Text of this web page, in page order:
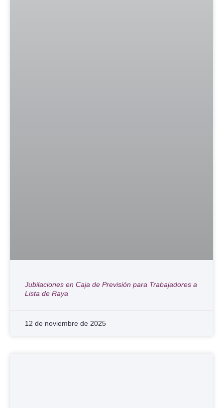
Jubilaciones en Caja de Previsión para Trabajadores a
Lista de Raya
12 de noviembre de 2025